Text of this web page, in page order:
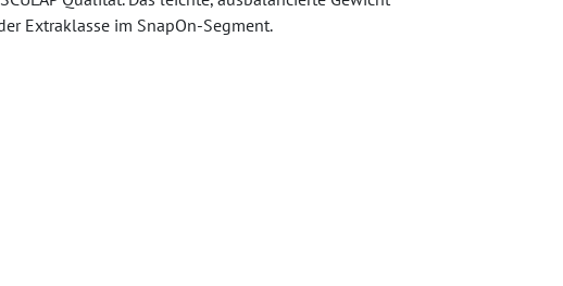
Extraklasse im SnapOn-Segment.